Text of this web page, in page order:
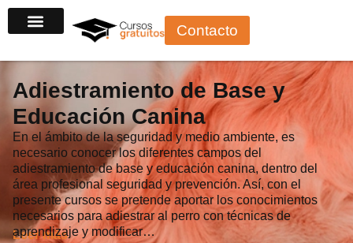
al
Contacto
Adiestramiento de Base y
Educación Canina
En el ámbito de la seguridad y medio ambiente, es
necesario conocer los diferentes campos del
adiestramiento de base y educación canina, dentro del
área profesional seguridad y prevención. Así, con el
presente cursos se pretende aportar los conocimientos
necesarios para adiestrar al perro con técnicas de
aprendizaje y modificar…
Leer más